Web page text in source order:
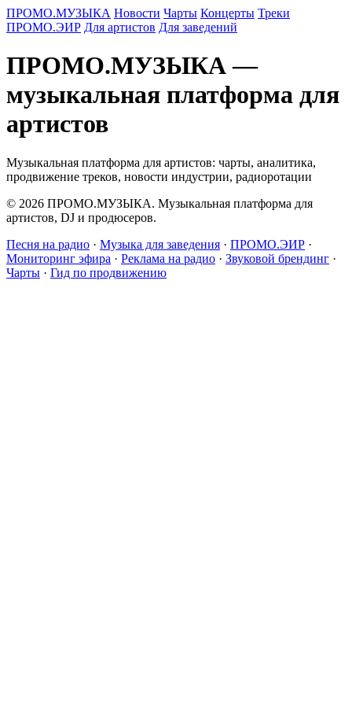
ПРОМО.МУЗЫКА Новости Чарты Концерты Треки
ПРОМО.ЭИР Для артистов Для заведений
ПРОМО.МУЗЫКА —
музыкальная платформа для
артистов
Музыкальная платформа для артистов: чарты, аналитика,
продвижение треков, новости индустрии, радиоротации
© 2026 ПРОМО.МУЗЫКА. Музыкальная платформа для
артистов, DJ и продюсеров.
Песня на радио · Музыка для заведения · ПРОМО.ЭИР ·
Мониторинг эфира · Реклама на радио · Звуковой брендинг ·
Чарты · Гид по продвижению